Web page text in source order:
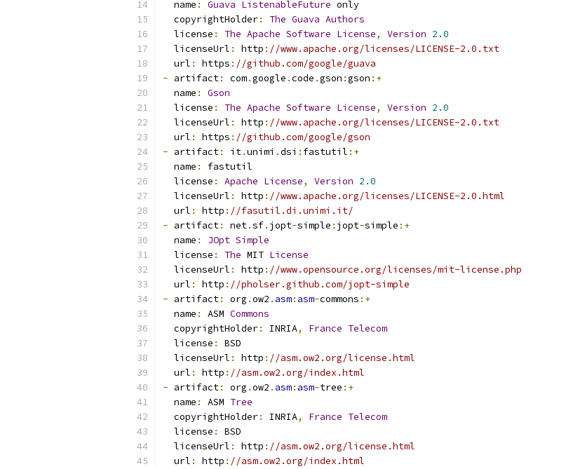
  name
: Guava ListenableFuture only
  copyrightHolder
: The Guava Authors
  license
: The Apache Software License, Version 2.0
  licenseUrl
: http : //www.apache.org/licenses/LICENSE-2.0.txt
  url
: https : //github.com/google/guava
- artifact: com.google .code .gson :gson :+
  name
:
Gson
  license
: The Apache Software License, Version 2.0
  licenseUrl
: http : //www.apache.org/licenses/LICENSE-2.0.txt
  url
: https : //github.com/google/gson
- artifact: it.unimi .dsi : fastutil :+
  name
:
fastutil
  license
: Apache License, Version 2.0
  licenseUrl
: http : //www.apache.org/licenses/LICENSE-2.0.html
  url
: http : //fasutil.di.unimi.it/
- artifact: net.sf. jopt-simple : jopt-simple :+
  name
: JOpt Simple
  license
: The MIT License
  licenseUrl
: http : //www.opensource.org/licenses/mit-license.php
  url
: http : //pholser.github.com/jopt-simple
- artifact: org .ow2 . asm: asm-commons :+
  name
: ASM Commons
  copyrightHolder
: INRIA, France Telecom
  license
:
BSD
  licenseUrl
: http : //asm.ow2.org/license.html
  url
: http : //asm.ow2.org/index.html
- artifact: org .ow2 . asm: asm-tree :+
  name
: ASM Tree
  copyrightHolder
: INRIA, France Telecom
  license
:
BSD
  licenseUrl
: http : //asm.ow2.org/license.html
  url
: http : //asm.ow2.org/index.html